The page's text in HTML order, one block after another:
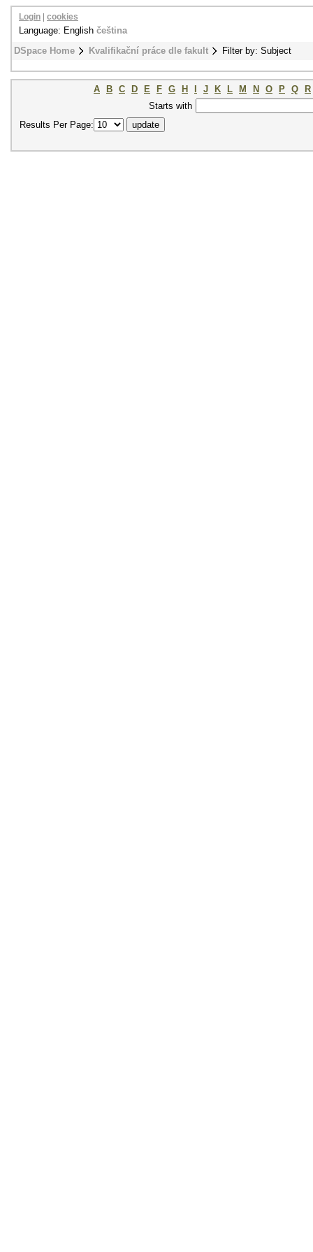
DSpace Home Kvalifikační práce dle fakult Filter by: Subject
Login cookies
Language: English čeština
A B C D E F G H J K L M N O P Q
R
Starts with
Results Per Page: